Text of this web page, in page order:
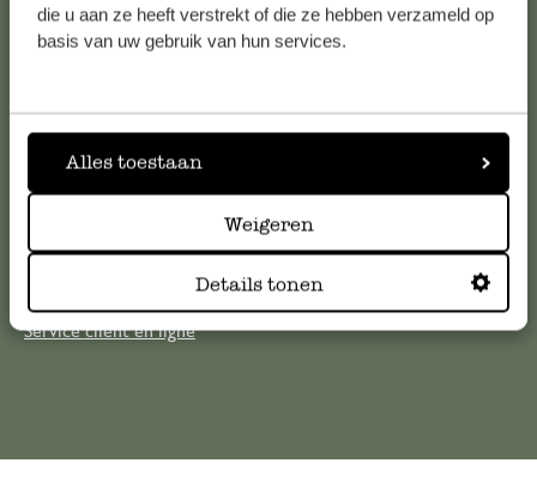
die u aan ze heeft verstrekt of die ze hebben verzameld op
basis van uw gebruik van hun services.
Alles toestaan
Weigeren
Details tonen
Pour toute question ou demande de conseil ou d’aide,
veuillez contacter notre service clientèle. Ou retrouvez ici
nos réponses aux
serviceclientele@dille-kamille.com
Service client en ligne